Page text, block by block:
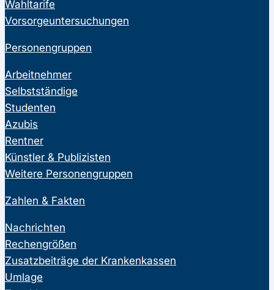
Wahltarife
Vorsorgeuntersuchungen
Personengruppen
Arbeitnehmer
Selbstständige
Studenten
Azubis
Rentner
Künstler & Publizisten
Weitere Personengruppen
Zahlen & Fakten
Nachrichten
Rechengrößen
Zusatzbeiträge der Krankenkassen
Umlage